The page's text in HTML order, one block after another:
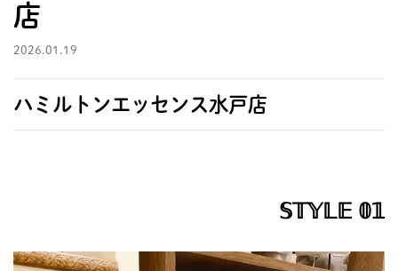
店
2026.01.19
ハミルトンエッセンス水戸店
𝕊𝕋𝕐𝕃𝔼 𝟘𝟙